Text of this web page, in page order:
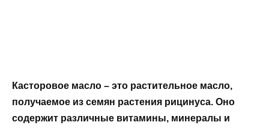
Касторовое масло – это растительное масло,
получаемое из семян растения рицинуса. Оно
содержит различные витамины, минералы и